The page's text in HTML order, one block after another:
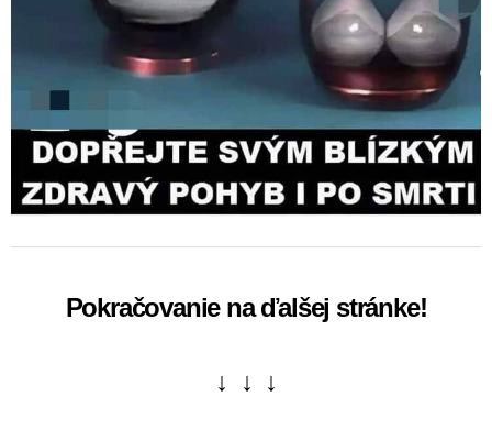
Pokračovanie na ďalšej stránke!
↓ ↓ ↓